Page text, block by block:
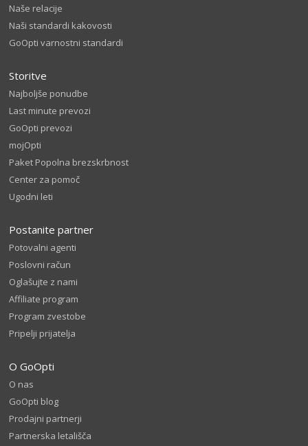
Naše relacije
Naši standardi kakovosti
GoOpti varnostni standardi
Storitve
Najboljše ponudbe
Last minute prevozi
GoOpti prevozi
mojOpti
Paket Popolna brezskrbnost
Center za pomoč
Ugodni leti
Postanite partner
Potovalni agenti
Poslovni račun
Oglašujte z nami
Affiliate program
Program zvestobe
Pripelji prijatelja
O GoOpti
O nas
GoOpti blog
Prodajni partnerji
Partnerska letališča